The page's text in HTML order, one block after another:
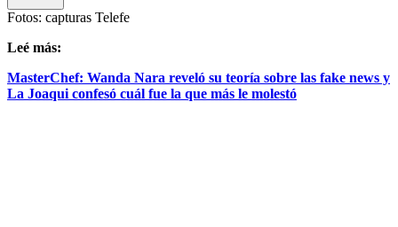
Fotos: capturas Telefe
Leé más:
MasterChef: Wanda Nara reveló su teoría sobre las fake news y
La Joaqui confesó cuál fue la que más le molestó